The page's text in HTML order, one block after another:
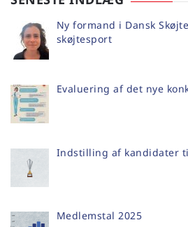
Ny formand i Dansk
skøjtesport
Evaluering af det nye
Indstilling af kandidater
Medlemstal 2025